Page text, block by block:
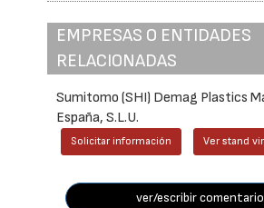
EMPRESAS O ENTIDADES
RELACIONADAS
Sumitomo (SHI) Demag Plastics
España, S.L.U.
Solicitar información Ver stand
ver/escribir